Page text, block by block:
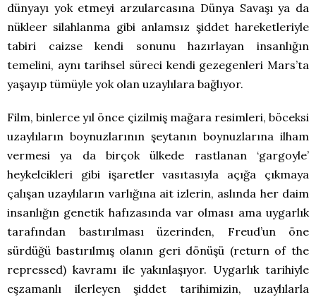
dünyayı yok etmeyi arzularcasına Dünya Savaşı ya da
nükleer silahlanma gibi anlamsız şiddet hareketleriyle
tabiri caizse kendi sonunu hazırlayan insanlığın
temelini, aynı tarihsel süreci kendi gezegenleri Mars’ta
yaşayıp tümüyle yok olan uzaylılara bağlıyor.
Film, binlerce yıl önce çizilmiş mağara resimleri, böceksi
uzaylıların boynuzlarının şeytanın boynuzlarına ilham
vermesi ya da birçok ülkede rastlanan ‘gargoyle’
heykelcikleri gibi işaretler vasıtasıyla açığa çıkmaya
çalışan uzaylıların varlığına ait izlerin, aslında her daim
insanlığın genetik hafızasında var olması ama uygarlık
tarafından bastırılması üzerinden, Freud’un öne
sürdüğü bastırılmış olanın geri dönüşü (return of the
repressed) kavramı ile yakınlaşıyor. Uygarlık tarihiyle
eşzamanlı ilerleyen şiddet tarihimizin, uzaylılarla